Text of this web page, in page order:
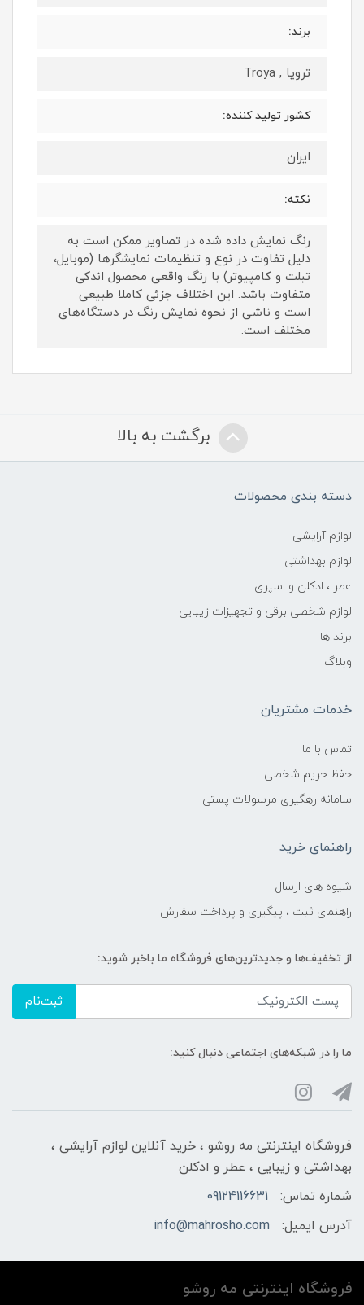
برند:
ترویا , Troya
کشور تولید کننده:
ایران
نکته:
رنگ نمایش داده‌ شده در تصاویر ممکن است به
دلیل تفاوت در نوع و تنظیمات نمایشگرها (موبایل،
تبلت و کامپیوتر) با رنگ واقعی محصول اندکی
متفاوت باشد. این اختلاف جزئی کاملا طبیعی
است و ناشی از نحوه نمایش رنگ در دستگاه‌های
مختلف است.
برگشت به بالا
دسته بندی محصولات
لوازم آرایشی
لوازم بهداشتی
عطر ، ادکلن و اسپری
لوازم شخصی برقی و تجهیزات زیبایی
برند ها
وبلاگ
خدمات مشتریان
تماس با ما
حفظ حریم شخصی
سامانه رهگیری مرسولات پستی
راهنمای خرید
شیوه های ارسال
راهنمای ثبت ، پیگیری و پرداخت سفارش
از تخفیف‌ها و جدیدترین‌های فروشگاه ما باخبر شوید:
ثبت‌نام
ما را در شبکه‌های اجتماعی دنبال کنید:
فروشگاه اینترنتی مه‌ رو‌شو ، خرید آنلاین لوازم آرایشی ،
بهداشتی و زیبایی ، عطر و ادکلن
شماره تماس:
09124116631
آدرس ایمیل:
info@mahrosho.com
فروشگاه اینترنتی مه‌ رو‌شو